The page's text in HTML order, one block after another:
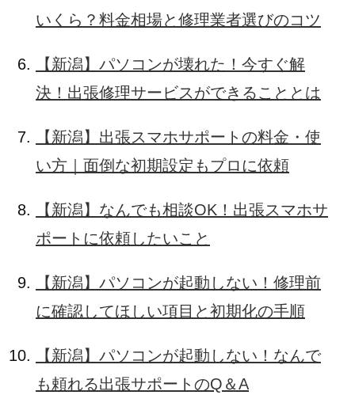
いくら？料金相場と修理業者選びのコツ
【新潟】パソコンが壊れた！今すぐ解
決！出張修理サービスができることとは
【新潟】出張スマホサポートの料金・使
い方｜面倒な初期設定もプロに依頼
【新潟】なんでも相談OK！出張スマホサ
ポートに依頼したいこと
【新潟】パソコンが起動しない！修理前
に確認してほしい項目と初期化の手順
【新潟】パソコンが起動しない！なんで
も頼れる出張サポートのQ＆A